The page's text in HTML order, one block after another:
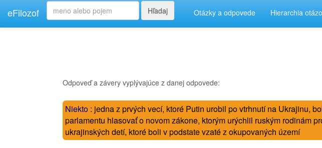
eFilozof Hľadaj Otázky a odpovede Hierarchia
Odpoveď a závery vyplývajúce z danej odpovede:
Niekto : jedna z prvých vecí, ktoré Putin urobil po vtrhnutí na Ukrajinu,
parlamentu hlasovať o novom zákone, ktorým urýchlil ruským rodinám
ukrajinských detí, ktoré boli v podstate vzaté z okupovaných území